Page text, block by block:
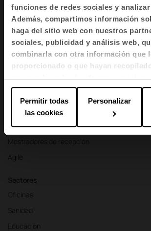
funciones de redes sociales y
Además, compartimos información
haga del sitio web con nuestros
sociales, publicidad y análisis web,
combinarla con otra información que
proporcionado o que hayan
uso que haya hecho de sus servicios.
Permitir todas
las cookies
Personalizar
Productos
Asientos
Mesas y escritorios
Sillones y sofás
Divisorias y biombos
Almacenamiento y estanterías
Agile
Sectores
Oficinas
Sanidad
Educación